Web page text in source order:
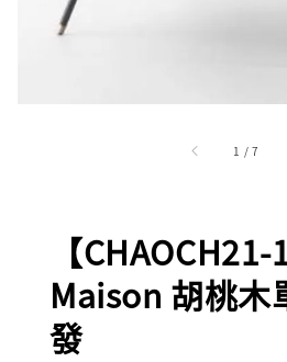
1 /7
【CHAOCH21-
Maison 胡桃木
發